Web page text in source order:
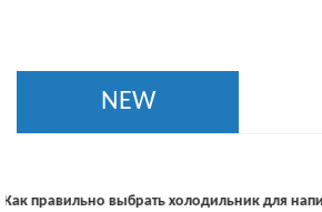
NEW
Как правильно выбрать холодильник для напитков, расположенный под прилавком, для вашего бара или кухни